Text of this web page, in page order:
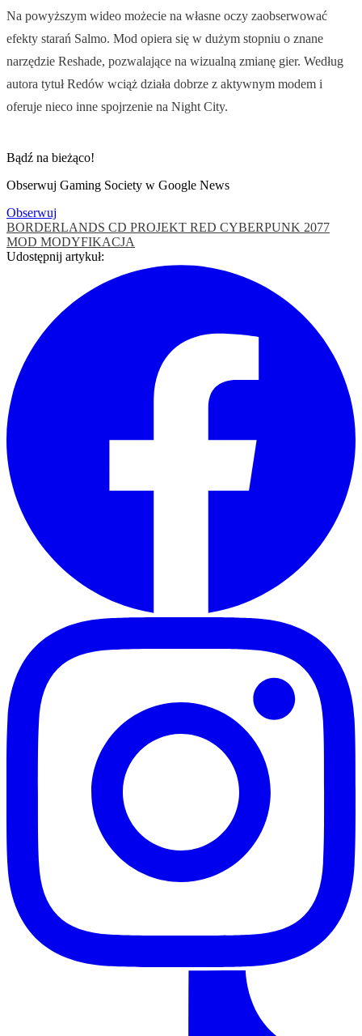
Na powyższym wideo możecie na własne oczy zaobserwować
efekty starań Salmo. Mod opiera się w dużym stopniu o znane
narzędzie Reshade, pozwalające na wizualną zmianę gier. Według
autora tytuł Redów wciąż działa dobrze z aktywnym modem i
oferuje nieco inne spojrzenie na Night City.
Bądź na bieżąco!
Obserwuj Gaming Society w Google News
Obserwuj
BORDERLANDS CD PROJEKT RED CYBERPUNK 2077
MOD MODYFIKACJA
Udostępnij artykuł: